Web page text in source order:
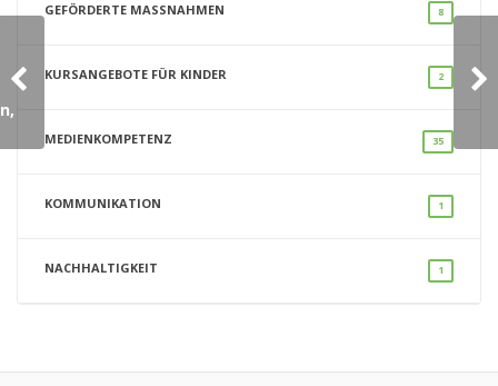
GEFÖRDERTE MASSNAHMEN 8
KURSANGEBOTE FÜR KINDER 2
MEDIENKOMPETENZ 35
KOMMUNIKATION 1
NACHHALTIGKEIT 1